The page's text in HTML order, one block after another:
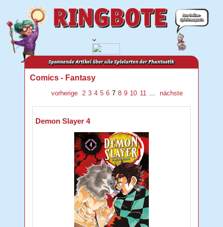
Comics - Fantasy
vorherige 2 3 4 5 6 7 8 9 10 11 … nächste
Demon Slayer 4